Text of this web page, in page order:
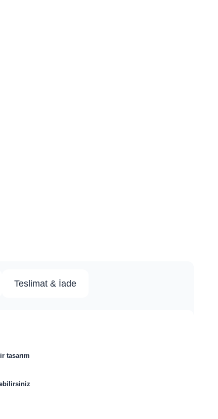
Teslimat & İade
tasarım